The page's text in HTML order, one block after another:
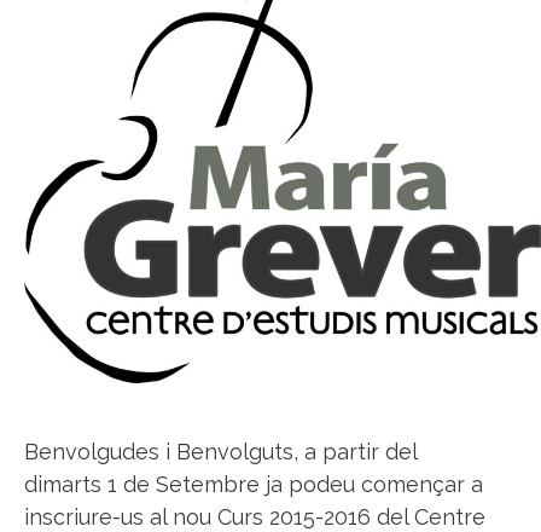
Benvolgudes i Benvolguts, a partir del
dimarts 1 de Setembre ja podeu començar a
inscriure-us al nou Curs 2015-2016 del Centre